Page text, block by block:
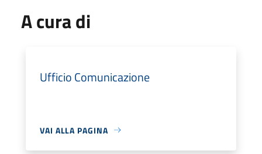
A cura di
Ufficio Comunicazione
VAI ALLA PAGINA